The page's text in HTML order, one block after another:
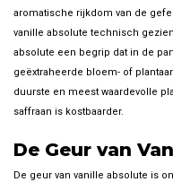
aromatische rijkdom van de
vanille absolute technisch
absolute een begrip dat in de
geëxtraheerde bloem- of
duurste en meest waardevolle
saffraan is kostbaarder.
De Geur van
De geur van vanille absolute is